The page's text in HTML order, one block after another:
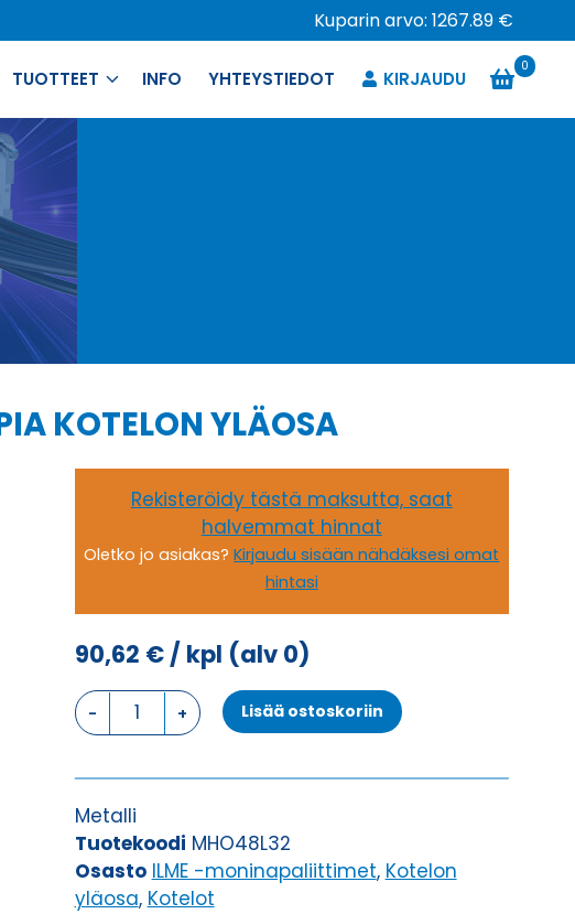
Kuparin arvo: 1267.89 €
TUOTTEET INFO YHTEYSTIEDOT KIRJAUDU
0
KOTELON YLÄOSA
Rekisteröidy tästä maksutta, saat
halvemmat hinnat
Oletko jo asiakas?Kirjaudu sisään nähdäksesi omat
hintasi
90,62 €/ kpl (alv 0)
KOTELON
YLÄOSA,
TAPPIA
KOTELON
YLÄOSA
määrä
Lisää ostoskoriin
Metalli
Tuotekoodi MHO48L32
Osasto ILME -moninapaliittimet, Kotelon
yläosa, Kotelot